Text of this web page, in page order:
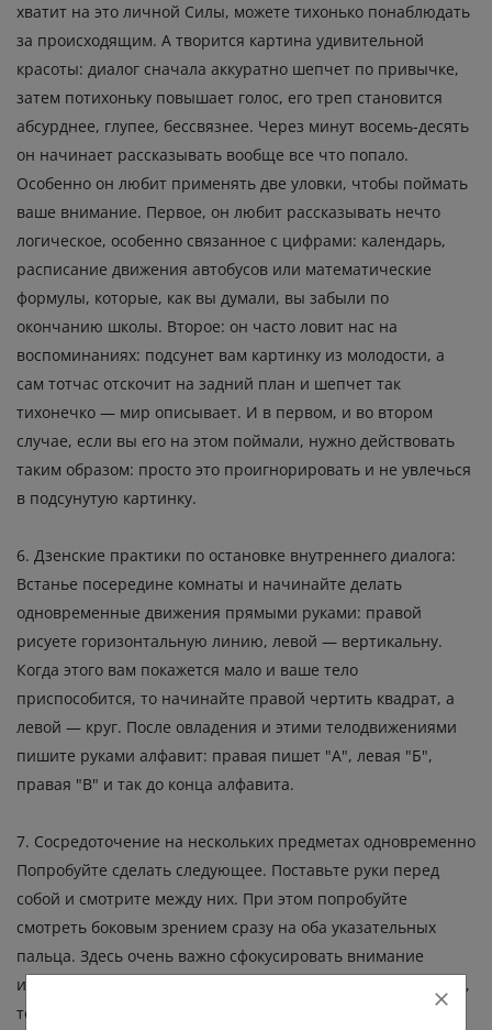
хватит на это личной Силы, можете тихонько понаблюдать
за происходящим. А творится картина удивительной
красоты: диалог сначала аккуратно шепчет по привычке,
затем потихоньку повышает голос, его треп становится
абсурднее, глупее, бессвязнее. Через минут восемь-десять
он начинает рассказывать вообще все что попало.
Особенно он любит применять две уловки, чтобы поймать
ваше внимание. Первое, он любит рассказывать нечто
логическое, особенно связанное с цифрами: календарь,
расписание движения автобусов или математические
формулы, которые, как вы думали, вы забыли по
окончанию школы. Второе: он часто ловит нас на
воспоминаниях: подсунет вам картинку из молодости, а
сам тотчас отскочит на задний план и шепчет так
тихонечко — мир описывает. И в первом, и во втором
случае, если вы его на этом поймали, нужно действовать
таким образом: просто это проигнорировать и не увлечься
в подсунутую картинку.
6. Дзенские практики по остановке внутреннего диалога:
Встанье посередине комнаты и начинайте делать
одновременные движения прямыми руками: правой
рисуете горизонтальную линию, левой — вертикальну.
Когда этого вам покажется мало и ваше тело
приспособится, то начинайте правой чертить квадрат, а
левой — круг. После овладения и этими телодвижениями
пишите руками алфавит: правая пишет "А", левая "Б",
правая "В" и так до конца алфавита.
7. Сосредоточение на нескольких предметах одновременно
Попробуйте сделать следующее. Поставьте руки перед
собой и смотрите между них. При этом попробуйте
смотреть боковым зрением сразу на оба указательных
пальца. Здесь очень важно сфокусировать внимание
именно одновременно в двух точках. Если у вас получится,
то попробуйте, не выходя из этого состояния, изучить,